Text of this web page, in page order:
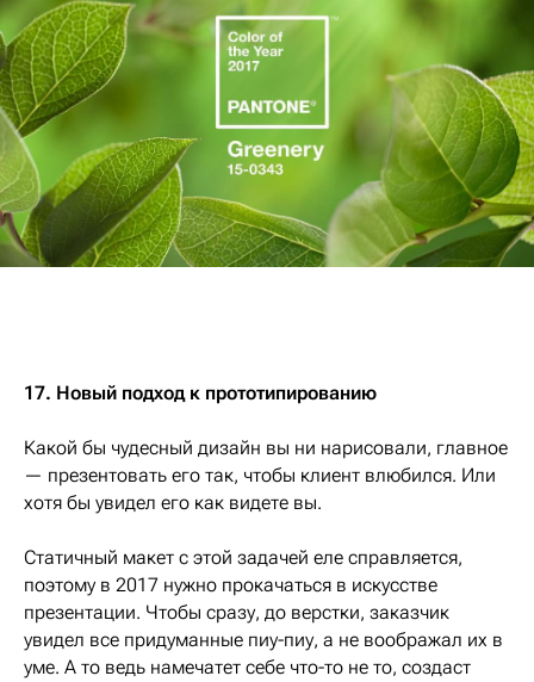
17. Новый подход к прототипированию
Какой бы чудесный дизайн вы ни нарисовали, главное
— презентовать его так, чтобы клиент влюбился. Или
хотя бы увидел его как видете вы.
Статичный макет с этой задачей еле справляется,
поэтому в 2017 нужно прокачаться в искусстве
презентации. Чтобы сразу, до верстки, заказчик
увидел все придуманные пиу-пиу, а не воображал их в
уме. А то ведь намечатет себе что-то не то, создаст